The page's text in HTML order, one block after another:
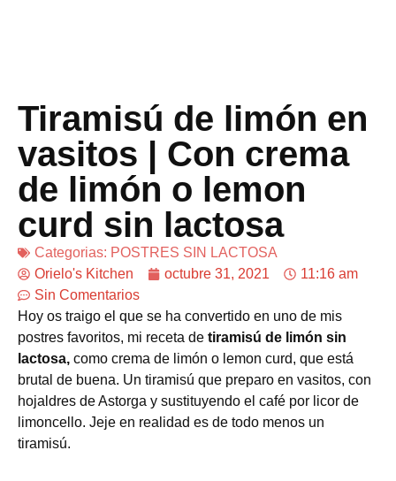
Tiramisú de limón en
vasitos | Con crema
de limón o lemon
curd sin lactosa
Categorias: POSTRES SIN LACTOSA
Orielo's Kitchen
octubre 31, 2021
11:16 am
Sin Comentarios
Hoy os traigo el que se ha convertido en uno de mis
postres favoritos, mi receta de tiramisú de limón sin
lactosa, como crema de limón o lemon curd, que está
brutal de buena. Un tiramisú que preparo en vasitos, con
hojaldres de Astorga y sustituyendo el café por licor de
limoncello. Jeje en realidad es de todo menos un
tiramisú.